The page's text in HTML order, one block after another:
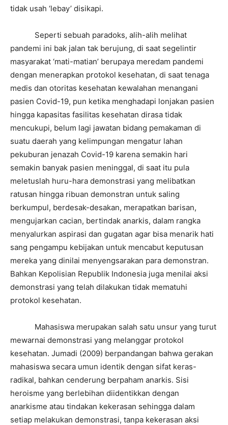
tidak usah ‘lebay’ disikapi.
Seperti sebuah paradoks, alih-alih melihat
pandemi ini bak jalan tak berujung, di saat segelintir
masyarakat ‘mati-matian’ berupaya meredam pandemi
dengan menerapkan protokol kesehatan, di saat tenaga
medis dan otoritas kesehatan kewalahan menangani
pasien Covid-19, pun ketika menghadapi lonjakan pasien
hingga kapasitas fasilitas kesehatan dirasa tidak
mencukupi, belum lagi jawatan bidang pemakaman di
suatu daerah yang kelimpungan mengatur lahan
pekuburan jenazah Covid-19 karena semakin hari
semakin banyak pasien meninggal, di saat itu pula
meletuslah huru-hara demonstrasi yang melibatkan
ratusan hingga ribuan demonstran untuk saling
berkumpul, berdesak-desakan, merapatkan barisan,
mengujarkan cacian, bertindak anarkis, dalam rangka
menyalurkan aspirasi dan gugatan agar bisa menarik hati
sang pengampu kebijakan untuk mencabut keputusan
mereka yang dinilai menyengsarakan para demonstran.
Bahkan Kepolisian Republik Indonesia juga menilai aksi
demonstrasi yang telah dilakukan tidak mematuhi
protokol kesehatan.
Mahasiswa merupakan salah satu unsur yang turut
mewarnai demonstrasi yang melanggar protokol
kesehatan. Jumadi (2009) berpandangan bahwa gerakan
mahasiswa secara umun identik dengan sifat keras-
radikal, bahkan cenderung berpaham anarkis. Sisi
heroisme yang berlebihan diidentikkan dengan
anarkisme atau tindakan kekerasan sehingga dalam
setiap melakukan demonstrasi, tanpa kekerasan aksi